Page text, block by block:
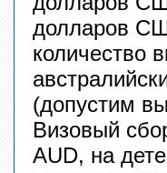
долларов
количество
(допустим
Визовый
AUD, на